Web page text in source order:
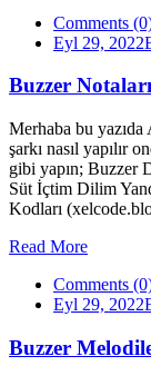
Comments
Eyl 29, 2022
Buzzer Notaları
Merhaba bu
şarkı nasıl yapılır
gibi yapın; Buzzer
Süt İçtim Dilim
Kodları
Read More
Comments
Eyl 29, 2022
Buzzer